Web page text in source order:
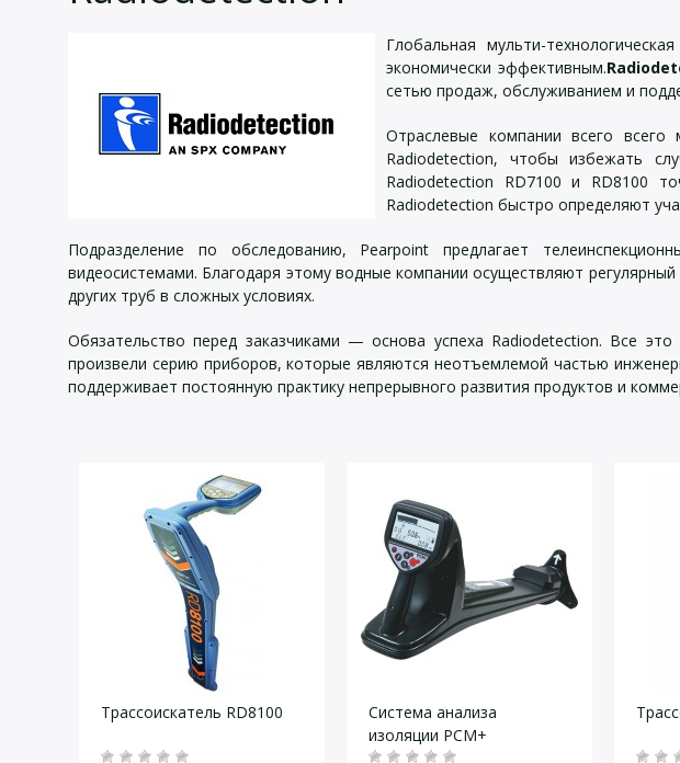
Глобальная мульти-
экономически эффективным.
сетью продаж, обслуживанием и
Отраслевые компании всего
Radiodetection, чтобы избежать
Radiodetection RD7100 и RD8100
Radiodetection быстро определяют
Подразделение по обследованию, Pearpoint предлагает
видеосистемами. Благодаря этому водные компании осуществляют
других труб в сложных условиях.
Обязательство перед заказчиками — основа успеха Radiodetection. Все
произвели серию приборов, которые являются неотъемлемой частью
поддерживает постоянную практику непрерывного развития продуктов и
Трассоискатель RD8100
Система анализа
изоляции PCM+